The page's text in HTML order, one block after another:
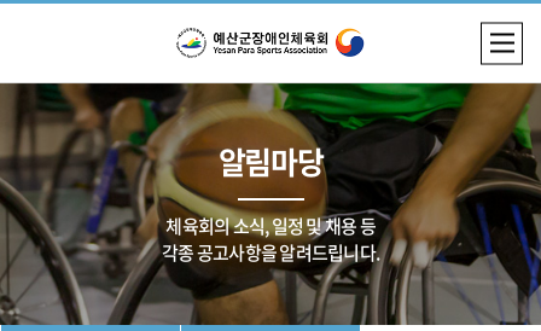
알림마당
체육회의 소식, 일정 및 채용 등
각종 공고사항을 알려드립니다.